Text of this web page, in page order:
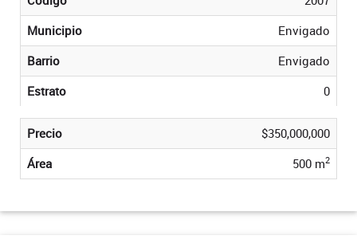
Municipio
Envigado
Barrio
Envigado
Estrato
0
Precio
$350,000,000
Área
500 m2